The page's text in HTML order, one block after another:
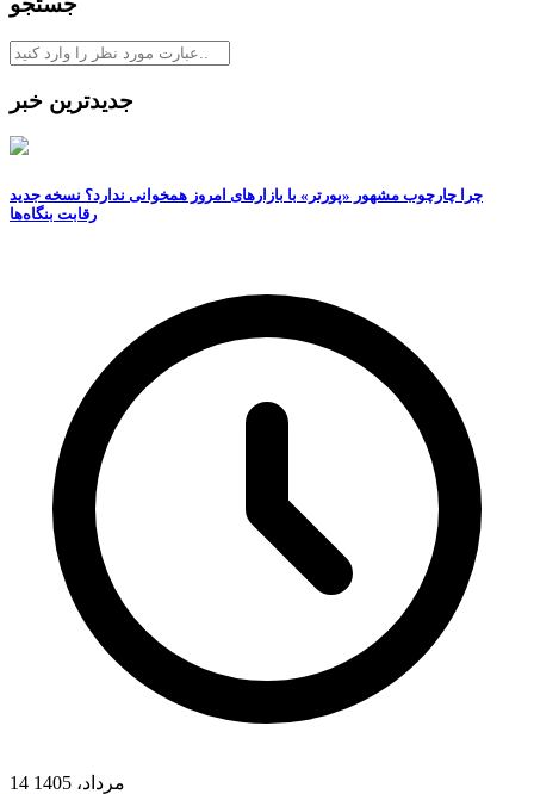
جدیدترین خبر
چرا چارچوب مشهور «پورتر» با بازارهای امروز همخوانی ندارد؟ نسخه جدید
رقابت‌ بنگاه‌ها
14 مرداد، 1405